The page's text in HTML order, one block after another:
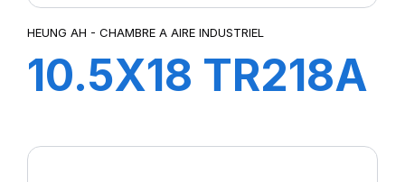
HEUNG AH - CHAMBRE A AIRE INDUSTRIEL
10.5X18 TR218A